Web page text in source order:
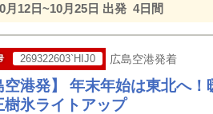
月12日~10月25日 出発 4日間
269322603`HIJ0 広島空港発着
空港発】 年末年始は東北へ
樹氷ライトアップ